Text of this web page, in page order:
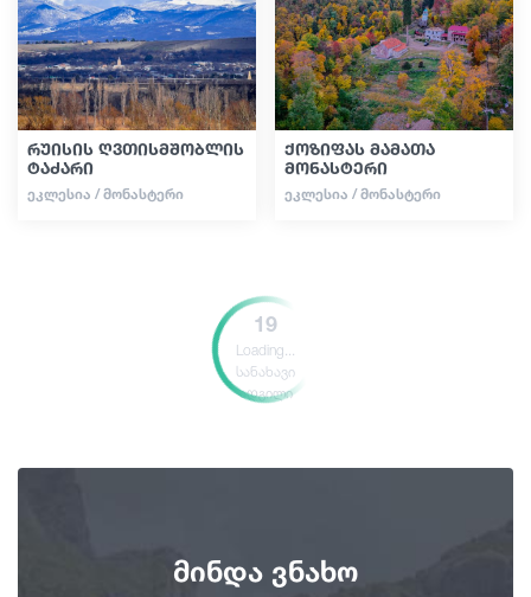
რუისის ღვთისმშობლის
ტაძარი
ᲔᲙᲚᲔᲡᲘᲐ / ᲛᲝᲜᲐᲡᲢᲔᲠᲘ
ქოზიფას მამათა
მონასტერი
ᲔᲙᲚᲔᲡᲘᲐ / ᲛᲝᲜᲐᲡᲢᲔᲠᲘ
19
Loading...
სანახავი
ადგილი
მინდა ვნახო